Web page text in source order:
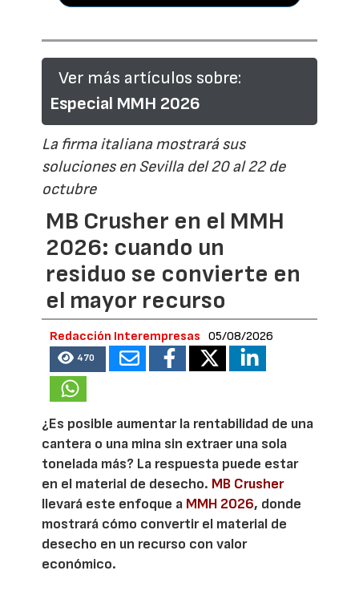
Ver más artículos sobre:
Especial MMH 2026
La firma italiana mostrará sus
soluciones en Sevilla del 20 al 22 de
octubre
MB Crusher en el MMH
2026: cuando un
residuo se convierte en
el mayor recurso
Redacción Interempresas 05/08/2026
470
¿Es posible aumentar la rentabilidad de una
cantera o una mina sin extraer una sola
tonelada más? La respuesta puede estar
en el material de desecho. MB Crusher
llevará este enfoque a MMH 2026, donde
mostrará cómo convertir el material de
desecho en un recurso con valor
económico.